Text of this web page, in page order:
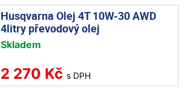
Husqvarna Olej 4T 10W-30 AWD
4litry převodový olej
Skladem
2 270 Kč s DPH